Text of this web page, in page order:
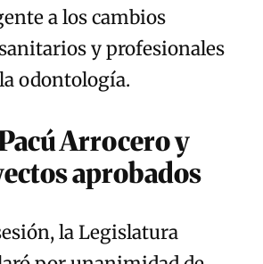
a los cambios
y profesionales
odontología.
Arrocero y
aprobados
la Legislatura